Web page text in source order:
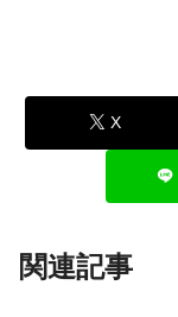
X
関連記事